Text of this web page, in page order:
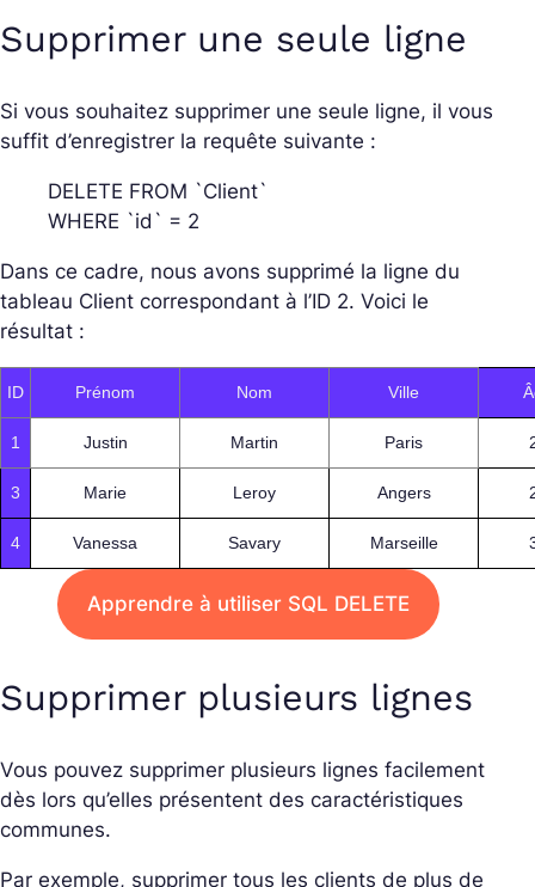
Supprimer une seule ligne
Si vous souhaitez supprimer une seule ligne, il vous
suffit d’enregistrer la requête suivante :
DELETE FROM `Client`
WHERE `id` = 2
Dans ce cadre, nous avons supprimé la ligne du
tableau Client correspondant à l’ID 2. Voici le
résultat :
ID Prénom Nom Ville
1 Justin Martin Paris
3 Marie Leroy Angers
4 Vanessa Savary Marseille
Apprendre à utiliser SQL DELETE
Supprimer plusieurs lignes
Vous pouvez supprimer plusieurs lignes facilement
dès lors qu’elles présentent des caractéristiques
communes.
Par exemple, supprimer tous les clients de plus de